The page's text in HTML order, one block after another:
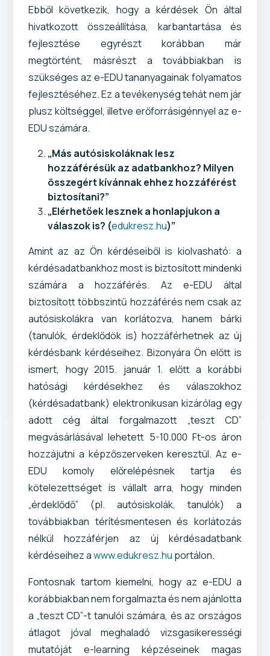
Ebből következik, hogy a kérdések Ön által
hivatkozott összeállítása, karbantartása és
fejlesztése egyrészt korábban már
megtörtént, másrészt a továbbiakban is
szükséges az e-EDU tananyagainak folyamatos
fejlesztéséhez. Ez a tevékenység tehát nem jár
plusz költséggel, illetve erőforrásigénnyel az e-
EDU számára.
„Más autósiskoláknak lesz
hozzáférésük az adatbankhoz? Milyen
összegért kívánnak ehhez hozzáférést
biztosítani?”
„Elérhetőek lesznek a honlapjukon a
válaszok is? (edukresz.hu)”
Amint az az Ön kérdéseiből is kiolvasható: a
kérdésadatbankhoz most is biztosított mindenki
számára a hozzáférés. Az e-EDU által
biztosított többszintű hozzáférés nem csak az
autósiskolákra van korlátozva, hanem bárki
(tanulók, érdeklődök is) hozzáférhetnek az új
kérdésbank kérdéseihez. Bizonyára Ön előtt is
ismert, hogy 2015. január 1. előtt a korábbi
hatósági kérdésekhez és válaszokhoz
(kérdésadatbank) elektronikusan kizárólag egy
adott cég által forgalmazott „teszt CD”
megvásárlásával lehetett 5-10.000 Ft-os áron
hozzájutni a képzőszerveken keresztül. Az e-
EDU komoly előrelépésnek tartja és
kötelezettséget is vállalt arra, hogy minden
„érdeklődő” (pl. autósiskolák, tanulók) a
továbbiakban térítésmentesen és korlátozás
nélkül hozzáférjen az új kérdésadatbank
kérdéseihez awww.edukresz.hu portálon.
Fontosnak tartom kiemelni, hogy az e-EDU a
korábbiakban nem forgalmazta és nem ajánlotta
a „teszt CD”-t tanulói számára, és az országos
átlagot jóval meghaladó vizsgasikerességi
mutatóját e-learning képzéseinek magas